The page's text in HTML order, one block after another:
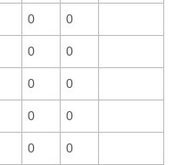
0 0
0 0
0 0
0 0
0 0